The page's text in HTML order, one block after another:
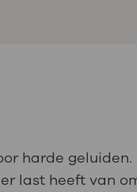
harde
last heeft van